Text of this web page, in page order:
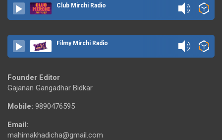
Club Mirchi Radio
Filmy Mirchi Radio
Founder Editor
Gajanan Gangadhar Bidkar
Mobile: 9890476595
Email:
mahimakhadicha@gmail.com